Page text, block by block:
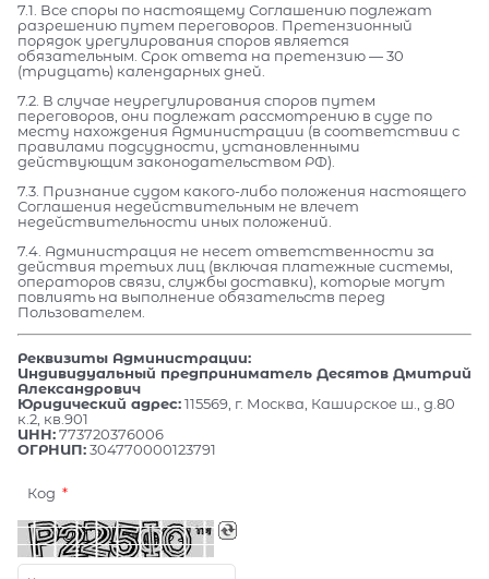
7.1. Все споры по настоящему Соглашению подлежат
разрешению путем переговоров. Претензионный
порядок урегулирования споров является
обязательным. Срок ответа на претензию — 30
(тридцать) календарных дней.
7.2. В случае неурегулирования споров путем
переговоров, они подлежат рассмотрению в суде по
месту нахождения Администрации (в соответствии с
правилами подсудности, установленными
действующим законодательством РФ).
7.3. Признание судом какого-либо положения настоящего
Соглашения недействительным не влечет
недействительности иных положений.
7.4. Администрация не несет ответственности за
действия третьих лиц (включая платежные системы,
операторов связи, службы доставки), которые могут
повлиять на выполнение обязательств перед
Пользователем.
Реквизиты Администрации:
Индивидуальный предприниматель Десятов Дмитрий
Александрович
Юридический адрес:115569, г. Москва, Каширское ш., д.80
к.2, кв.901
ИНН:773720376006
ОГРНИП:304770000123791
Код